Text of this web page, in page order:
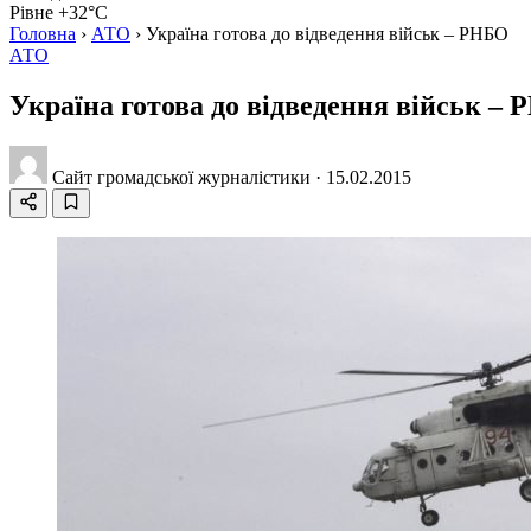
Рівне +32°C
Головна › АТО › Україна готова до відведення військ – РНБО
АТО
Україна готова до відведення військ –
Сайт громадської журналістики · 15.02.2015